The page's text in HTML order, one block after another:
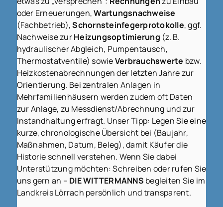
oder Erneuerungen,Wartungsnachweise
(Fachbetrieb),Schornsteinfegerprotokolle, ggf.
Nachweise zurHeizungsoptimierung (z. B.
hydraulischer Abgleich, Pumpentausch,
Thermostatventile) sowieVerbrauchswerte bzw.
Heizkostenabrechnungen der letzten Jahre zur
Orientierung. Bei zentralen Anlagen in
Mehrfamilienhäusern werden zudem oft Daten
zur Anlage, zu Messdienst/Abrechnung und zur
Instandhaltung erfragt. Unser Tipp: Legen Sie eine
kurze, chronologische Übersicht bei (Baujahr,
Maßnahmen, Datum, Beleg), damit Käufer die
Historie schnell verstehen. Wenn Sie dabei
Unterstützung möchten: Schreiben oder rufen Sie
uns gern an – DIE WITTERMANNS begleiten Sie im
Landkreis Lörrach persönlich und transparent.